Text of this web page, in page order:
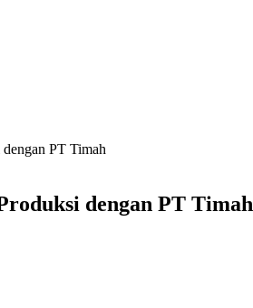
PT Timah
dengan PT Timah